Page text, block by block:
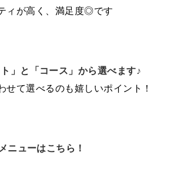
ィが高く、満足度◎です
」と「コース」から選べます♪
せて選べるのも嬉しいポイント！
ニューはこちら！